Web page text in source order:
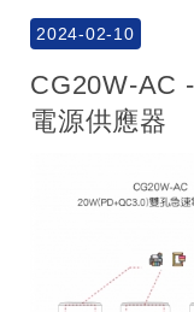
2024-02-10
CG20W-AC - 20W雙孔(PD+QC)急速
電源供應器